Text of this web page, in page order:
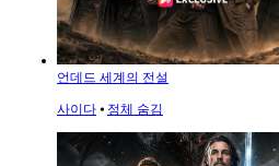
언데드 세계의 전설
사이다 ⦁ 정체 숨김